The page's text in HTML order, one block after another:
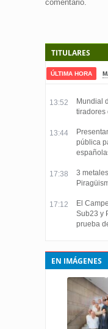
comentario.
TITULARES
ÚLTIMA HORA
13:52
Mundial
tiradores
13:44
pública
17:38
3
17:12
El
Sub23 y
prueba
EN IMÁGENES